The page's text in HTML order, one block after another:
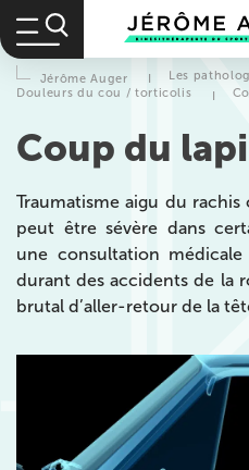
Jérôme Auger I Les
Douleurs du cou / torticolis
I
Coup du
Traumatisme aigu du
peut être sévère dans
une consultation
durant des accidents de la
brutal d’aller-retour de la